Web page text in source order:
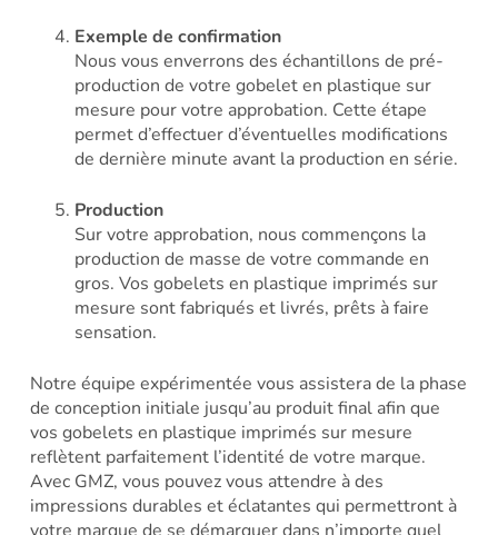
Exemple de confirmation
Nous vous enverrons des échantillons de pré-
production de votre gobelet en plastique sur
mesure pour votre approbation. Cette étape
permet d’effectuer d’éventuelles modifications
de dernière minute avant la production en série.
Production
Sur votre approbation, nous commençons la
production de masse de votre commande en
gros. Vos gobelets en plastique imprimés sur
mesure sont fabriqués et livrés, prêts à faire
sensation.
Notre équipe expérimentée vous assistera de la phase
de conception initiale jusqu’au produit final afin que
vos gobelets en plastique imprimés sur mesure
reflètent parfaitement l’identité de votre marque.
Avec GMZ, vous pouvez vous attendre à des
impressions durables et éclatantes qui permettront à